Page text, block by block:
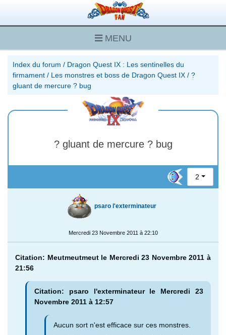
MENU
Index du forum / Dragon Quest IX : Les sentinelles du
firmament / Les monstres et boss de Dragon Quest IX / ?
gluant de mercure ? bug
? gluant de mercure ? bug
2
psaro l'exterminateur
Mercredi 23 Novembre 2011 à 22:10
Citation: Meutmeutmeut le Mercredi 23 Novembre 2011 à
21:56
Citation: psaro l'exterminateur le Mercredi 23
Novembre 2011 à 12:57
Aucun sort n'est efficace sur ces monstres.